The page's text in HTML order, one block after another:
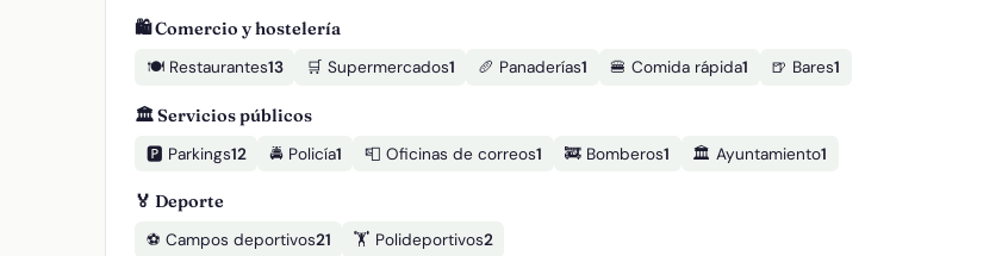
🛍️ Comercio y hostelería
🍽️ Restaurantes13 🛒 Supermercados1 🥖 Panaderías1 🍔 Comida rápida1 🍺 Bares1
🏛️ Servicios públicos
🅿️ Parkings12 🚔 Policía1 📮 Oficinas de correos1 🚒 Bomberos1 🏛️ Ayuntamiento1
🏅 Deporte
⚽ Campos deportivos21 🏋️ Polideportivos2